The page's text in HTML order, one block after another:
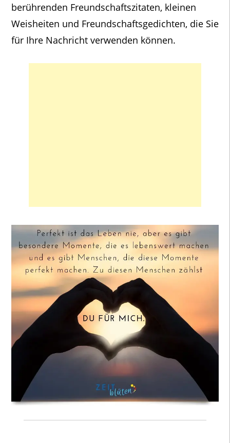
berührenden Freundschaftszitaten, kleinen
Weisheiten und Freundschaftsgedichten, die Sie
für Ihre Nachricht verwenden können.